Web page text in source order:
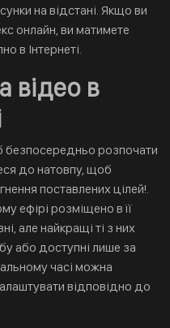
на відстані. Якщо ви
онлайн, ви матимете
в Інтернеті.
відео в
безпосередньо розпочати
до натовпу, щоб
поставлених цілей!.
ефірі розміщено в її
але найкращі ті з них
або доступні лише за
часі можна
відповідно до